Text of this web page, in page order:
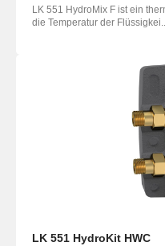
LK 551 HydroMix F ist ein
die Temperatur der
LK 551 HydroKit HWC